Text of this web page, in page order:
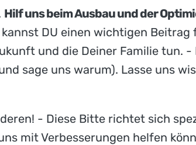
Hilf uns beim Ausbau und der
DU einen wichtigen
und die Deiner Familie tun. -
sage uns warum). Lasse uns
- Diese Bitte richtet sich
mit Verbesserungen helfen